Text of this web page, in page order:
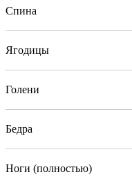
Спина
Ягодицы
Голени
Бедра
Ноги (полностью)